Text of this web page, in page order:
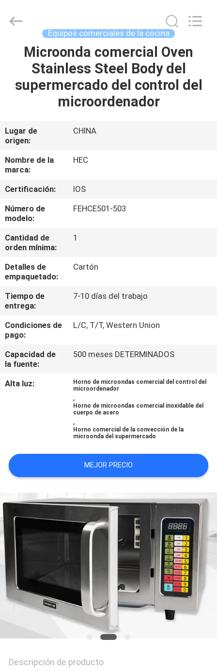
HOGAR
PRODUCTOS
SOBRE
NOSOTROS
VIAJE
DE
LA
FÁBRICA
CONTROL
DE
CALIDAD
ÉNTRENOS
EN
CONTACTO
CON
VR
MAPA
DEL
SITIO
PRIVACY
POLICY
Catering
equipments
Equipos comerciales de la cocina
Microonda comercial Oven
Stainless Steel Body del
supermercado del control del
microordenador
Lugar de
origen:
CHINA
Nombre de la
marca:
HEC
Certificación:
IOS
Número de
modelo:
FEHCE501-503
Cantidad de
orden mínima:
1
Detalles de
empaquetado:
Cartón
Tiempo de
entrega:
7-10 días del trabajo
Condiciones de
pago:
L/C, T/T, Western Union
Capacidad de
la fuente:
500 meses DETERMINADOS
Alta luz:
Horno de microondas comercial del control del
microordenador
,
Horno de microondas comercial inoxidable del
cuerpo de acero
,
Horno comercial de la convección de la
microonda del supermercado
MEJOR PRECIO
Descripción de producto